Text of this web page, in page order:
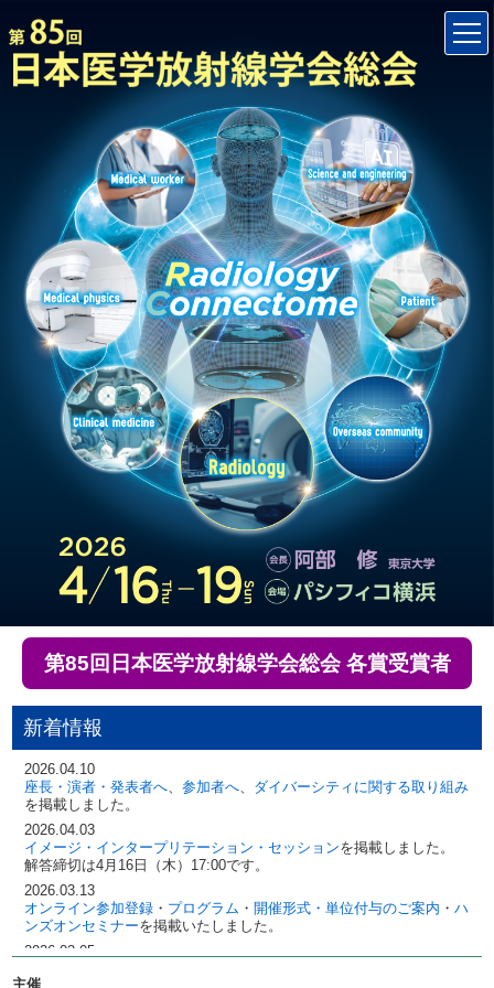
第85回日本医学放射線学会総会 各賞受賞者
新着情報
2026.04.10
座長・演者・発表者へ、 参加者へ、 ダイバーシティに関する取り組み
を掲載しました。
2026.04.03
イメージ・インタープリテーション・セッションを掲載しました。
解答締切は4月16日（木）17:00です。
2026.03.13
オンライン参加登録・ プログラム ・ 開催形式・単位付与のご案内 ・ ハ
ンズオンセミナーを掲載いたしました。
2026.02.05
主催